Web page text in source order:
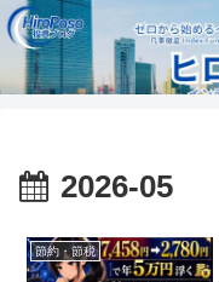
2026-05
節約・節税